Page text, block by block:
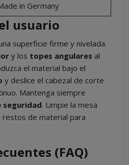
in Germany
usuario
superficie firme y nivelada.
y los topes angulares al
el material bajo el
y deslice el cabezal de corte
Mantenga siempre
seguridad. Limpie la mesa
de material para
(FAQ)